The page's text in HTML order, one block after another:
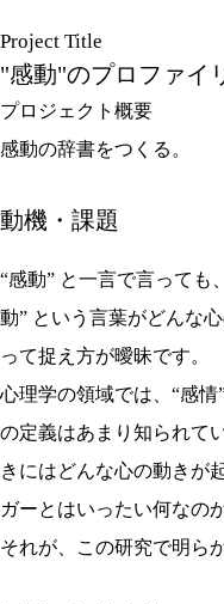
Project Title
"感動"のプロファイ
プロジェクト概要
感動の辞書をつくる。
動機・課題
“感動” と⼀⾔で⾔っても
動” という⾔葉がどんな
って捉え⽅が曖昧です。
⼼理学の領域では、“感
の定義はあまり知られて
きにはどんな⼼の動きが
ガーとはいったい何なの
それが、この研究で明ら